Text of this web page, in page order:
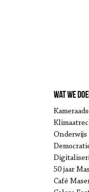
Wat we
Onderwijs
50 jaar
Café